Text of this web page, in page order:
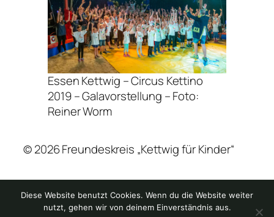
Essen Kettwig – Circus Kettino
2019 – Galavorstellung – Foto:
Reiner Worm
© 2026 Freundeskreis „Kettwig für Kinder“
Datenschutzerklärung
Diese Website benutzt Cookies. Wenn du die Website weiter
nutzt, gehen wir von deinem Einverständnis aus.